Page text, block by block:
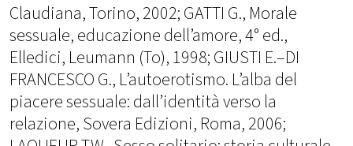
Claudiana, Torino, 2002; GATTI G., Morale
sessuale, educazione dell’amore, 4° ed.,
Elledici, Leumann (To), 1998; GIUSTI E.–DI
FRANCESCO G., L’autoerotismo. L’alba del
piacere sessuale: dall’identità verso la
relazione, Sovera Edizioni, Roma, 2006;